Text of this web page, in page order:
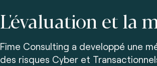
L'évaluation et la
Fime Consulting a developpé une
des risques Cyber et